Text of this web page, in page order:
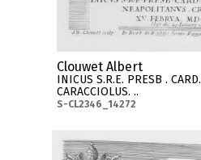
Clouwet Albert
INICUS S.R.E. PRESB . CARD.
CARACCIOLUS. ..
S-CL2346_14272